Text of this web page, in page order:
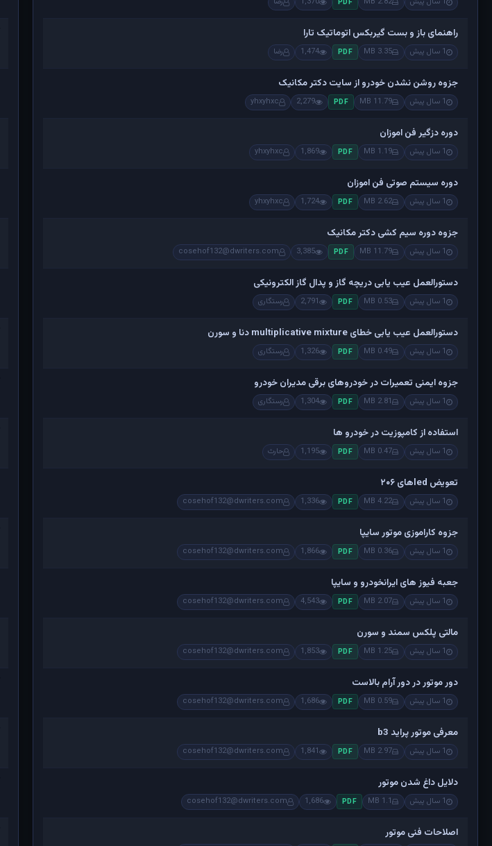
راهنمای باز و بست گیربکس اتوماتیک تارا
1 سال پیش 3.35 MB
PDF
1,474 رضا
جزوه روشن نشدن خودرو از سایت دکتر مکانیک
1 سال پیش 11.79 MB
PDF
2,279
yhxyhxc
دوره دزگیر فن اموزان
1 سال پیش 1.19 MB
PDF
1,869
yhxyhxc
دوره سیستم صوتی فن اموزان
1 سال پیش 2.62 MB
PDF
1,724
yhxyhxc
جزوه دوره سیم کشی دکتر مکانیک
1 سال پیش 11.79 MB
PDF
3,385
cosehof132@dwriters.com
دستورالعمل عیب یابی دریچه گاز و پدال گاز الکترونیکی
1 سال پیش 0.53 MB
PDF
2,791 رستگاری
دستورالعمل عیب یابی خطای multiplicative mixture دنا و سورن
1 سال پیش 0.49 MB
PDF
1,326 رستگاری
جزوه ایمنی تعمیرات در خودروهای برقی مدیران خودرو
1 سال پیش 2.81 MB
PDF
1,304 رستگاری
استفاده از کامپوزیت در خودرو ها
1 سال پیش 0.47 MB
PDF
1,195 حارث
تعویض ledهای ۲۰۶
1 سال پیش 4.22 MB
PDF
1,336
cosehof132@dwriters.com
جزوه کاراموزی موتور سایپا
1 سال پیش 0.36 MB
PDF
1,866
cosehof132@dwriters.com
جعبه فیوز های ایرانخودرو و سایپا
1 سال پیش 2.07 MB
PDF
4,543
cosehof132@dwriters.com
مالتی پلکس سمند و سورن
1 سال پیش 1.25 MB
PDF
1,853
cosehof132@dwriters.com
دور موتور در دور آرام بالاست
1 سال پیش 0.59 MB
PDF
1,686
cosehof132@dwriters.com
معرفی موتور پراید b3
1 سال پیش 2.97 MB
PDF
1,841
cosehof132@dwriters.com
دلایل داغ شدن موتور
1 سال پیش 1.1 MB
PDF
1,686
cosehof132@dwriters.com
اصلاحات فنی موتور